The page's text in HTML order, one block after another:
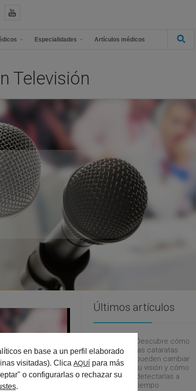
Especialidades Artículos médicos
Televisión
Últimos artículos
Descubre cómo
las cataratas
pueden cambiar
tu visión y cómo
detectarlas a
tiempo
en base a un perfil elaborado
visitadas). Clica AQUÍ para más
o configurarlas o rechazar su
.